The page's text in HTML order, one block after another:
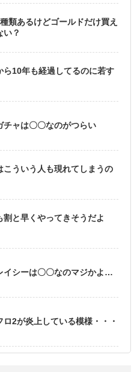
類あるけどゴールドだけ買え
い？
ら10年も経過してるのに若す
チャは〇〇なのがつらい
こういう人も現れてしまうの
割と早くやってきそうだよ
イシーは〇〇なのマジかよ…
ロ2が炎上している模様・・・